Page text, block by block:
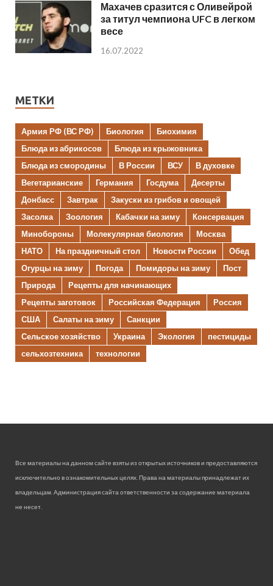
Махачев сразится с Оливейрой
за титул чемпиона UFC в легком
весе
16.07.2022
МЕТКИ
Армия РФ (ВС РФ) Биология
Биохимия
Блюда из абрикосов
Блюда из крыжовника
Блюда из смородины
В России ВСУ
В духовке
Вегетарианские
Германия Госдума
Десерты
Донбасс
Завтрак
Закуски из грибов и овощей
Засолка
Зоология Кабачки на зиму
Консервация
Минобороны
Молекулярная биология
Москва
НАТО
На праздничный стол Новости России
Обед
Огурцы на зиму
Погода Помидоры на зиму
Пост
Природа
Рецепты для начинающих
Рецепты заготовок
Российская Федерация
Россия
США
Салаты на зиму
Санкции
Сельское хозяйство
Украина Экология
пестициды
сельхозтехника
технологии
Все материалы на данном сайте взяты из открытых источников и предоставляются
исключительно в ознакомительных целях. Права на материалы принадлежат их
владельцам. Администрация сайта ответственности за содержание материала
не несет.